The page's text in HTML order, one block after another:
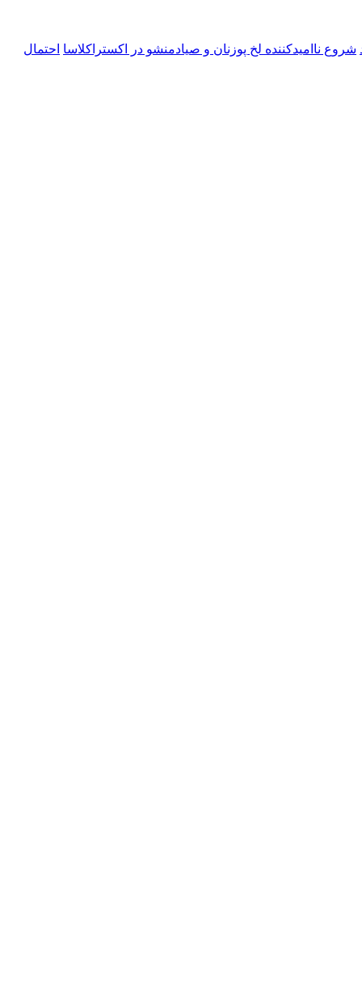
شروع ناامیدکننده لخ پوزنان و صیادمنشو در اکستراکلاسا احتمال